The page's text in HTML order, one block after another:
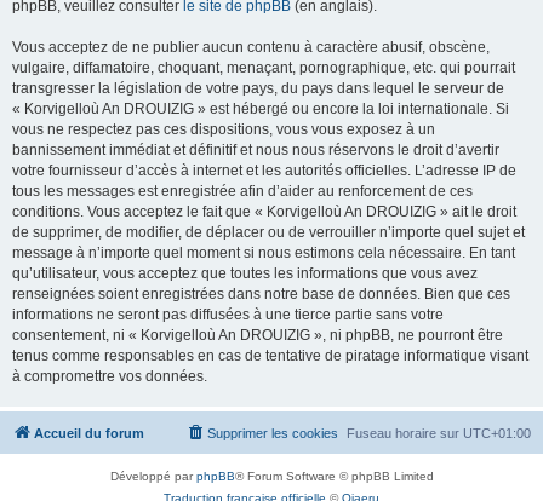
phpBB, veuillez consulter le site de phpBB (en anglais).
Vous acceptez de ne publier aucun contenu à caractère abusif, obscène,
vulgaire, diffamatoire, choquant, menaçant, pornographique, etc. qui pourrait
transgresser la législation de votre pays, du pays dans lequel le serveur de
« Korvigelloù An DROUIZIG » est hébergé ou encore la loi internationale. Si
vous ne respectez pas ces dispositions, vous vous exposez à un
bannissement immédiat et définitif et nous nous réservons le droit d’avertir
votre fournisseur d’accès à internet et les autorités officielles. L’adresse IP de
tous les messages est enregistrée afin d’aider au renforcement de ces
conditions. Vous acceptez le fait que « Korvigelloù An DROUIZIG » ait le droit
de supprimer, de modifier, de déplacer ou de verrouiller n’importe quel sujet et
message à n’importe quel moment si nous estimons cela nécessaire. En tant
qu’utilisateur, vous acceptez que toutes les informations que vous avez
renseignées soient enregistrées dans notre base de données. Bien que ces
informations ne seront pas diffusées à une tierce partie sans votre
consentement, ni « Korvigelloù An DROUIZIG », ni phpBB, ne pourront être
tenus comme responsables en cas de tentative de piratage informatique visant
à compromettre vos données.
Accueil du forum Fuseau horaire sur UTC+01:00
Supprimer les cookies
Développé parphpBB® Forum Software © phpBB Limited
Traduction française officielle ©Qiaeru